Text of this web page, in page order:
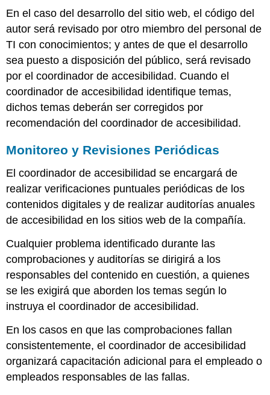
En el caso del desarrollo del sitio web, el código del
autor será revisado por otro miembro del personal de
TI con conocimientos; y antes de que el desarrollo
sea puesto a disposición del público, será revisado
por el coordinador de accesibilidad. Cuando el
coordinador de accesibilidad identifique temas,
dichos temas deberán ser corregidos por
recomendación del coordinador de accesibilidad.
Monitoreo y Revisiones Periódicas
El coordinador de accesibilidad se encargará de
realizar verificaciones puntuales periódicas de los
contenidos digitales y de realizar auditorías anuales
de accesibilidad en los sitios web de la compañía.
Cualquier problema identificado durante las
comprobaciones y auditorías se dirigirá a los
responsables del contenido en cuestión, a quienes
se les exigirá que aborden los temas según lo
instruya el coordinador de accesibilidad.
En los casos en que las comprobaciones fallan
consistentemente, el coordinador de accesibilidad
organizará capacitación adicional para el empleado o
empleados responsables de las fallas.